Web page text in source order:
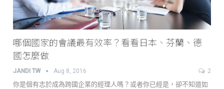
哪個國家的會議最有效率？看看日本、芬蘭、德
國怎麼做
JANDI TW Aug 8, 2016 2
你是個有志於成為跨國企業的經理人嗎？或者你已經是，卻不知道如